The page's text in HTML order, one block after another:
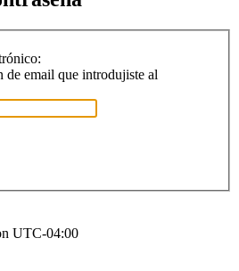
de email que introdujiste al
UTC-04:00